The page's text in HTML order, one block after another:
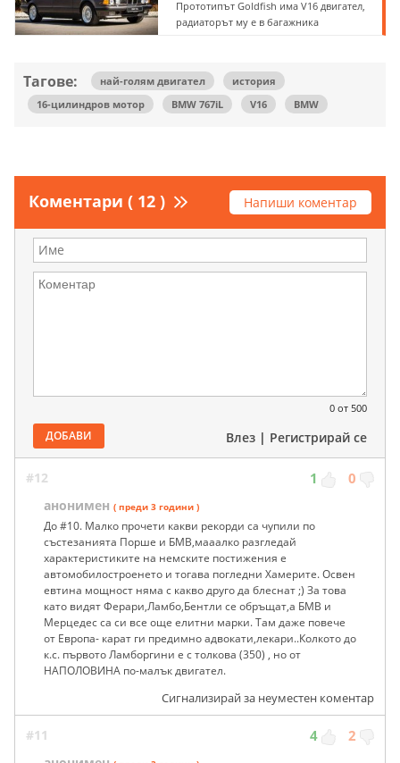
Прототипът Goldfish има V16 двигател,
радиаторът му е в багажника
Тагове: най-голям двигател
история
16-цилиндров мотор
BMW 767iL V16 BMW
Коментари ( 12 ) Напиши коментар
0 от 500
ДОБАВИ Влез | Регистрирай се
#12 1 0
анонимен ( преди 3 години )
До #10. Малко прочети какви рекорди са чупили по
състезанията Порше и БМВ,мааалко разгледай
характеристиките на немските постижения е
автомобилостроенето и тогава погледни Хамерите. Освен
евтина мощност няма с какво друго да блеснат ;) За това
като видят Ферари,Ламбо,Бентли се обръщат,а БМВ и
Мерцедес са си все още елитни марки. Там даже повече
от Европа- карат ги предимно адвокати,лекари..Колкото до
к.с. първото Ламборгини е с толкова (350) , но от
НАПОЛОВИНА по-малък двигател.
Сигнализирай за неуместен коментар
#11 4 2